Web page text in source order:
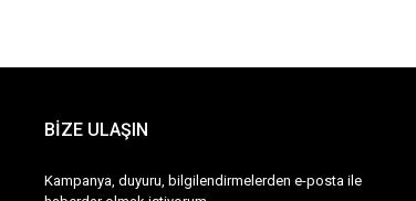
BİZE ULAŞIN
Kampanya, duyuru, bilgilendirmelerden e-posta ile